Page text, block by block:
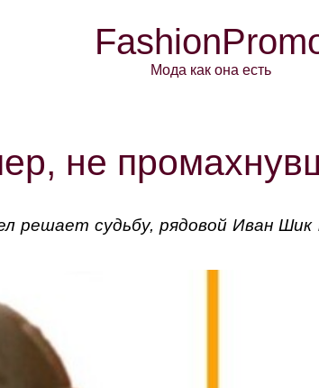
Мода как она есть
не
решает судьбу, рядовой Иван